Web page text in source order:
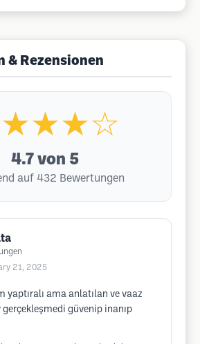
& Rezensionen
4.7 von 5
auf 432 Bewertungen
21, 2025
yaptıralı ama anlatılan ve vaaz
güvenip inanıp